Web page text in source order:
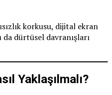
korkusu, dijital ekran
dürtüsel davranışları
Yaklaşılmalı?